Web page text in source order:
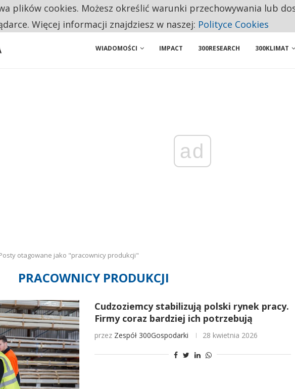
PONOWNIE ZAŁOŻYŁOBY WŁASNĄ FIRMĘ. INNYM JUŻ TAK ŁATWO JEJ NIE POLECAJĄ
WIADOMOŚCI IMPACT 300RESEARCH 300KLIMAT
ad
otagowane jako "pracownicy produkcji"
PRACOWNICY PRODUKCJI
Cudzoziemcy stabilizują polski rynek pracy.
Firmy coraz bardziej ich potrzebują
przez Zespół 300Gospodarki 28 kwietnia 2026
plików cookies. Możesz określić warunki przechowywania lub
Więcej informacji znajdziesz w naszej: Polityce Cookies